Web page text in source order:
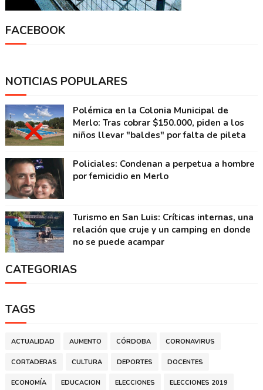
FACEBOOK
NOTICIAS POPULARES
Polémica en la Colonia Municipal de
Merlo: Tras cobrar $150.000, piden a los
niños llevar "baldes" por falta de pileta
Policiales: Condenan a perpetua a hombre
por femicidio en Merlo
Turismo en San Luis: Críticas internas, una
relación que cruje y un camping en donde
no se puede acampar
CATEGORIAS
TAGS
ACTUALIDAD AUMENTO CÓRDOBA CORONAVIRUS
CORTADERAS CULTURA DEPORTES DOCENTES
ECONOMÍA EDUCACION ELECCIONES ELECCIONES 2019